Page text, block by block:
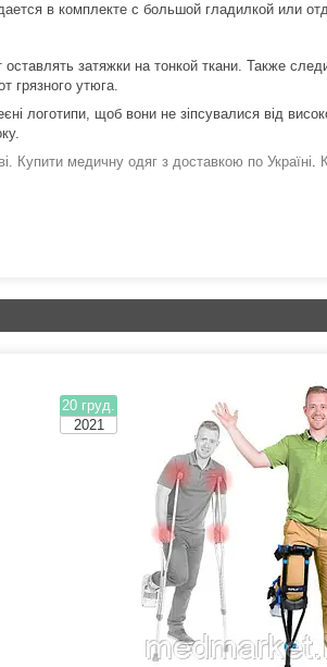
в комплекте с большой гладилкой или
затяжки на тонкой ткани. Также
грязного утюга.
логотипи, щоб вони не зіпсувалися від
Купити медичну одяг з доставкою по Україні.
20 груд.
2021